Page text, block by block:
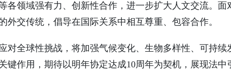
各领域强有力、创新性合作，进一步扩大人文交流。面
外交传统，倡导在国际关系中相互尊重、包容合作。
对全球性挑战，将加强气候变化、生物多样性、可持续
键作用，期待以明年协定达成10周年为契机，展现法